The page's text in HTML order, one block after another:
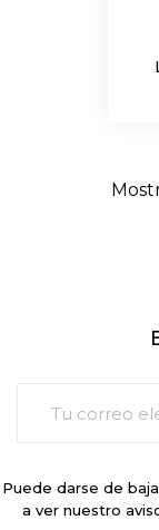
Puede darse de
a ver nuestro